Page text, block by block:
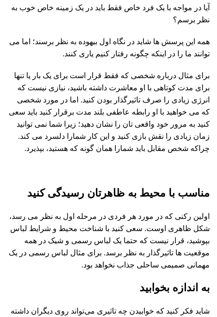
آیا در مواجه با یک فرد خاص فقط باید در یک زمینه خاص خوب به
نظر برسم؟
همه این پرسش ها شاید در نگاه اول بیهوده به نظر برسند؛ اما می
توانند ما را در اینکه چگونه رفتار کنیم یاری کنند.
برای مثال درباره شخصی که فقط قرار است برای یک بار یا تنها
برای مدت کوتاهی با او معاشرت داشته باشید، نیازی نیست که
انرژی زیادی را صرف تاثیرگذار بودن کنید. اما در مورد شخصی
که می خواهید با او رابطه عاطفی بلند مدت برقرار کنید باید سعی
کنید به مرور خود واقعی تان را نشان دهید؛ زیرا شما نمی توانید
زمان زیادی را نقش بازی کنید و این کار شمارا دلسرد می کند.
چراکه شخص مقابل باید شمارا همان گونه که هستید، بپذیرد.
مناسب با محیط به ظاهرتان رسیدگی کنید
اولین رکنی که در مورد هر فردی در مرحله اول به نظر می رسد،
شکل ظاهری اوست. سعی کنید با شناخت محیط و شرایط لباس
بپوشید، قرار نیست که حتما یک لباس رسمی و شیک در همه
موقعیت ها تاثیرگذار به نظر برسد. برای مثال لباس رسمی در یک
مهمانی صمیمی ساحلی جذاب نخواهد بود.
به اندازه بخوابید
شاید فکر کنید که خوابیدن چه تاثیری می‌تواند روی دیگران داشته